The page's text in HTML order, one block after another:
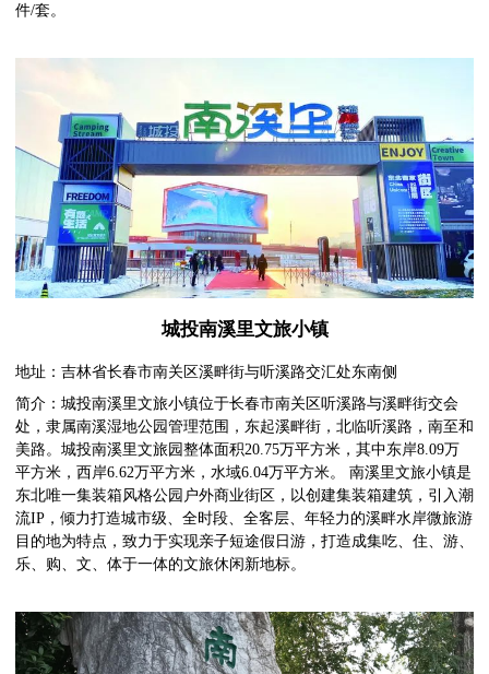
件/套。
城投南溪里文旅小镇
地址：吉林省长春市南关区溪畔街与听溪路交汇处东南侧
简介：城投南溪里文旅小镇位于长春市南关区听溪路与溪畔街交会
处，隶属南溪湿地公园管理范围，东起溪畔街，北临听溪路，南至和
美路。城投南溪里文旅园整体面积20.75万平方米，其中东岸8.09万
平方米，西岸6.62万平方米，水域6.04万平方米。 南溪里文旅小镇是
东北唯一集装箱风格公园户外商业街区，以创建集装箱建筑，引入潮
流IP，倾力打造城市级、全时段、全客层、年轻力的溪畔水岸微旅游
目的地为特点，致力于实现亲子短途假日游，打造成集吃、住、游、
乐、购、文、体于一体的文旅休闲新地标。